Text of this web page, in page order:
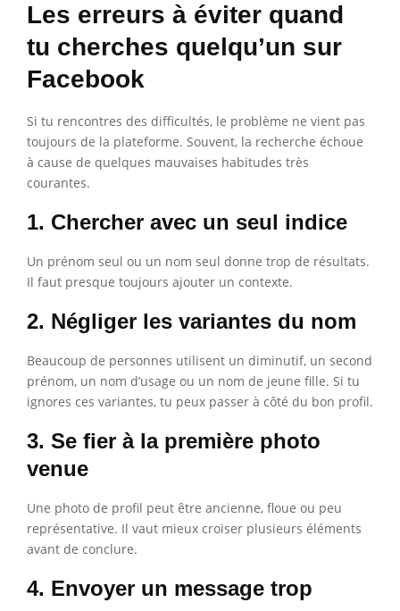
Les erreurs à éviter quand
tu cherches quelqu’un sur
Facebook
Si tu rencontres des difficultés, le problème ne vient pas
toujours de la plateforme. Souvent, la recherche échoue
à cause de quelques mauvaises habitudes très
courantes.
1. Chercher avec un seul indice
Un prénom seul ou un nom seul donne trop de résultats.
Il faut presque toujours ajouter un contexte.
2. Négliger les variantes du nom
Beaucoup de personnes utilisent un diminutif, un second
prénom, un nom d’usage ou un nom de jeune fille. Si tu
ignores ces variantes, tu peux passer à côté du bon profil.
3. Se fier à la première photo
venue
Une photo de profil peut être ancienne, floue ou peu
représentative. Il vaut mieux croiser plusieurs éléments
avant de conclure.
4. Envoyer un message trop